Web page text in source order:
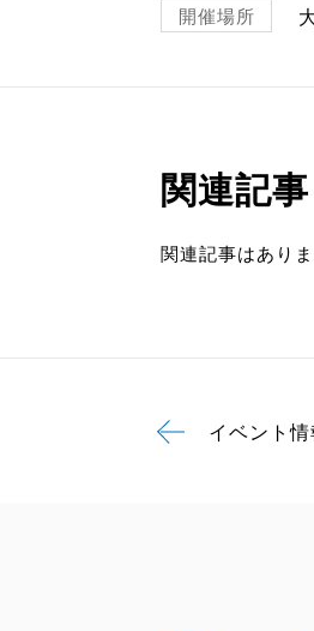
開催場所
関連記事
関連記事はありま
イベント